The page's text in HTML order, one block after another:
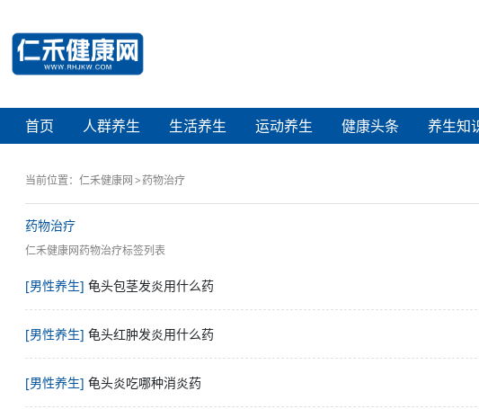
首页 人群养生 生活养生 运动养生 健康头条 养生知
当前位置： 仁禾健康网 药物治疗
药物治疗
仁禾健康网药物治疗标签列表
[男性养生] 龟头包茎发炎用什么药
[男性养生] 龟头红肿发炎用什么药
[男性养生] 龟头炎吃哪种消炎药